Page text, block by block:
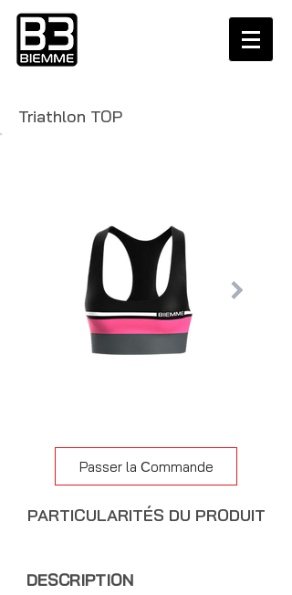
Triathlon TOP
Passer la Сommande
PARTICULARITÉS DU PRODUIT
DESCRIPTION